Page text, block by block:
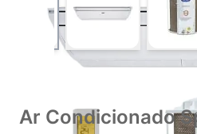
Ar Condicionado